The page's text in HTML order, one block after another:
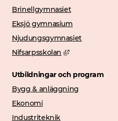
Brinellgymnasiet
Eksjö gymnasium
Njudungsgymnasiet
Nifsarpsskolan
Länk till
Utbildningar och program
Bygg & anläggning
Ekonomi
Industriteknik